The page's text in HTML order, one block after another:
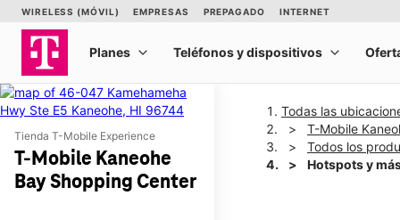
Tienda T-Mobile Experience
T-Mobile Kaneohe
Bay Shopping Center
Todas las
T-Mobile
Todos los
Hotspots y